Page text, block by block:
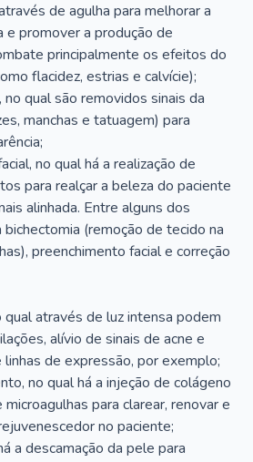
de agulha para melhorar a
e promover a produção de
principalmente os efeitos do
flacidez, estrias e calvície);
no qual são removidos sinais da
manchas e tatuagem) para
no qual há a realização de
para realçar a beleza do paciente
alinhada. Entre alguns dos
(remoção de tecido na
preenchimento facial e correção
qual através de luz intensa podem
alívio de sinais de acne e
de expressão, por exemplo;
no qual há a injeção de colágeno
para clarear, renovar e
no paciente;
a descamação da pele para